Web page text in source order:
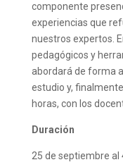
componente
experiencias que
nuestros expertos.
pedagógicos y
abordará de forma
estudio y,
horas, con los
Duración
25 de septiembre al